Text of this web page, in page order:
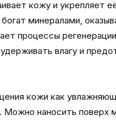
кожу и укрепляет
минералами,
процессы
влагу и
кожи как
наносить поверх